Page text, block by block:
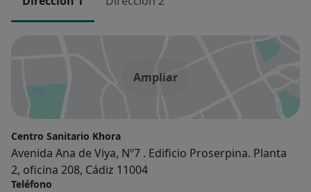
Ampliar
Centro Sanitario Khora
Avenida Ana de Viya, Nº7 . Edificio Proserpina. Planta
2, oficina 208, Cádiz 11004
Teléfono